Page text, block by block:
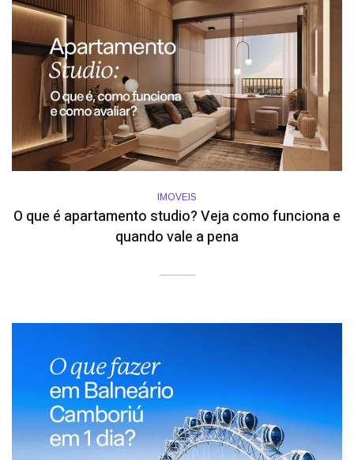
IMOVEIS
O que é apartamento studio? Veja como funciona e
quando vale a pena